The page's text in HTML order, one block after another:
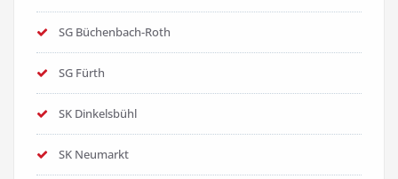
SG Büchenbach-Roth
SG Fürth
SK Dinkelsbühl
SK Neumarkt